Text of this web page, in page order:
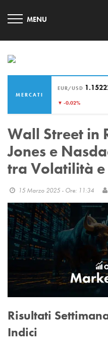
MERCATI
EUR/USD
▼ -0.02%
Wall Street in
Jones e
tra Volatilità e
15 Marzo 2025 - Ore: 11:34
Risultati
Indici